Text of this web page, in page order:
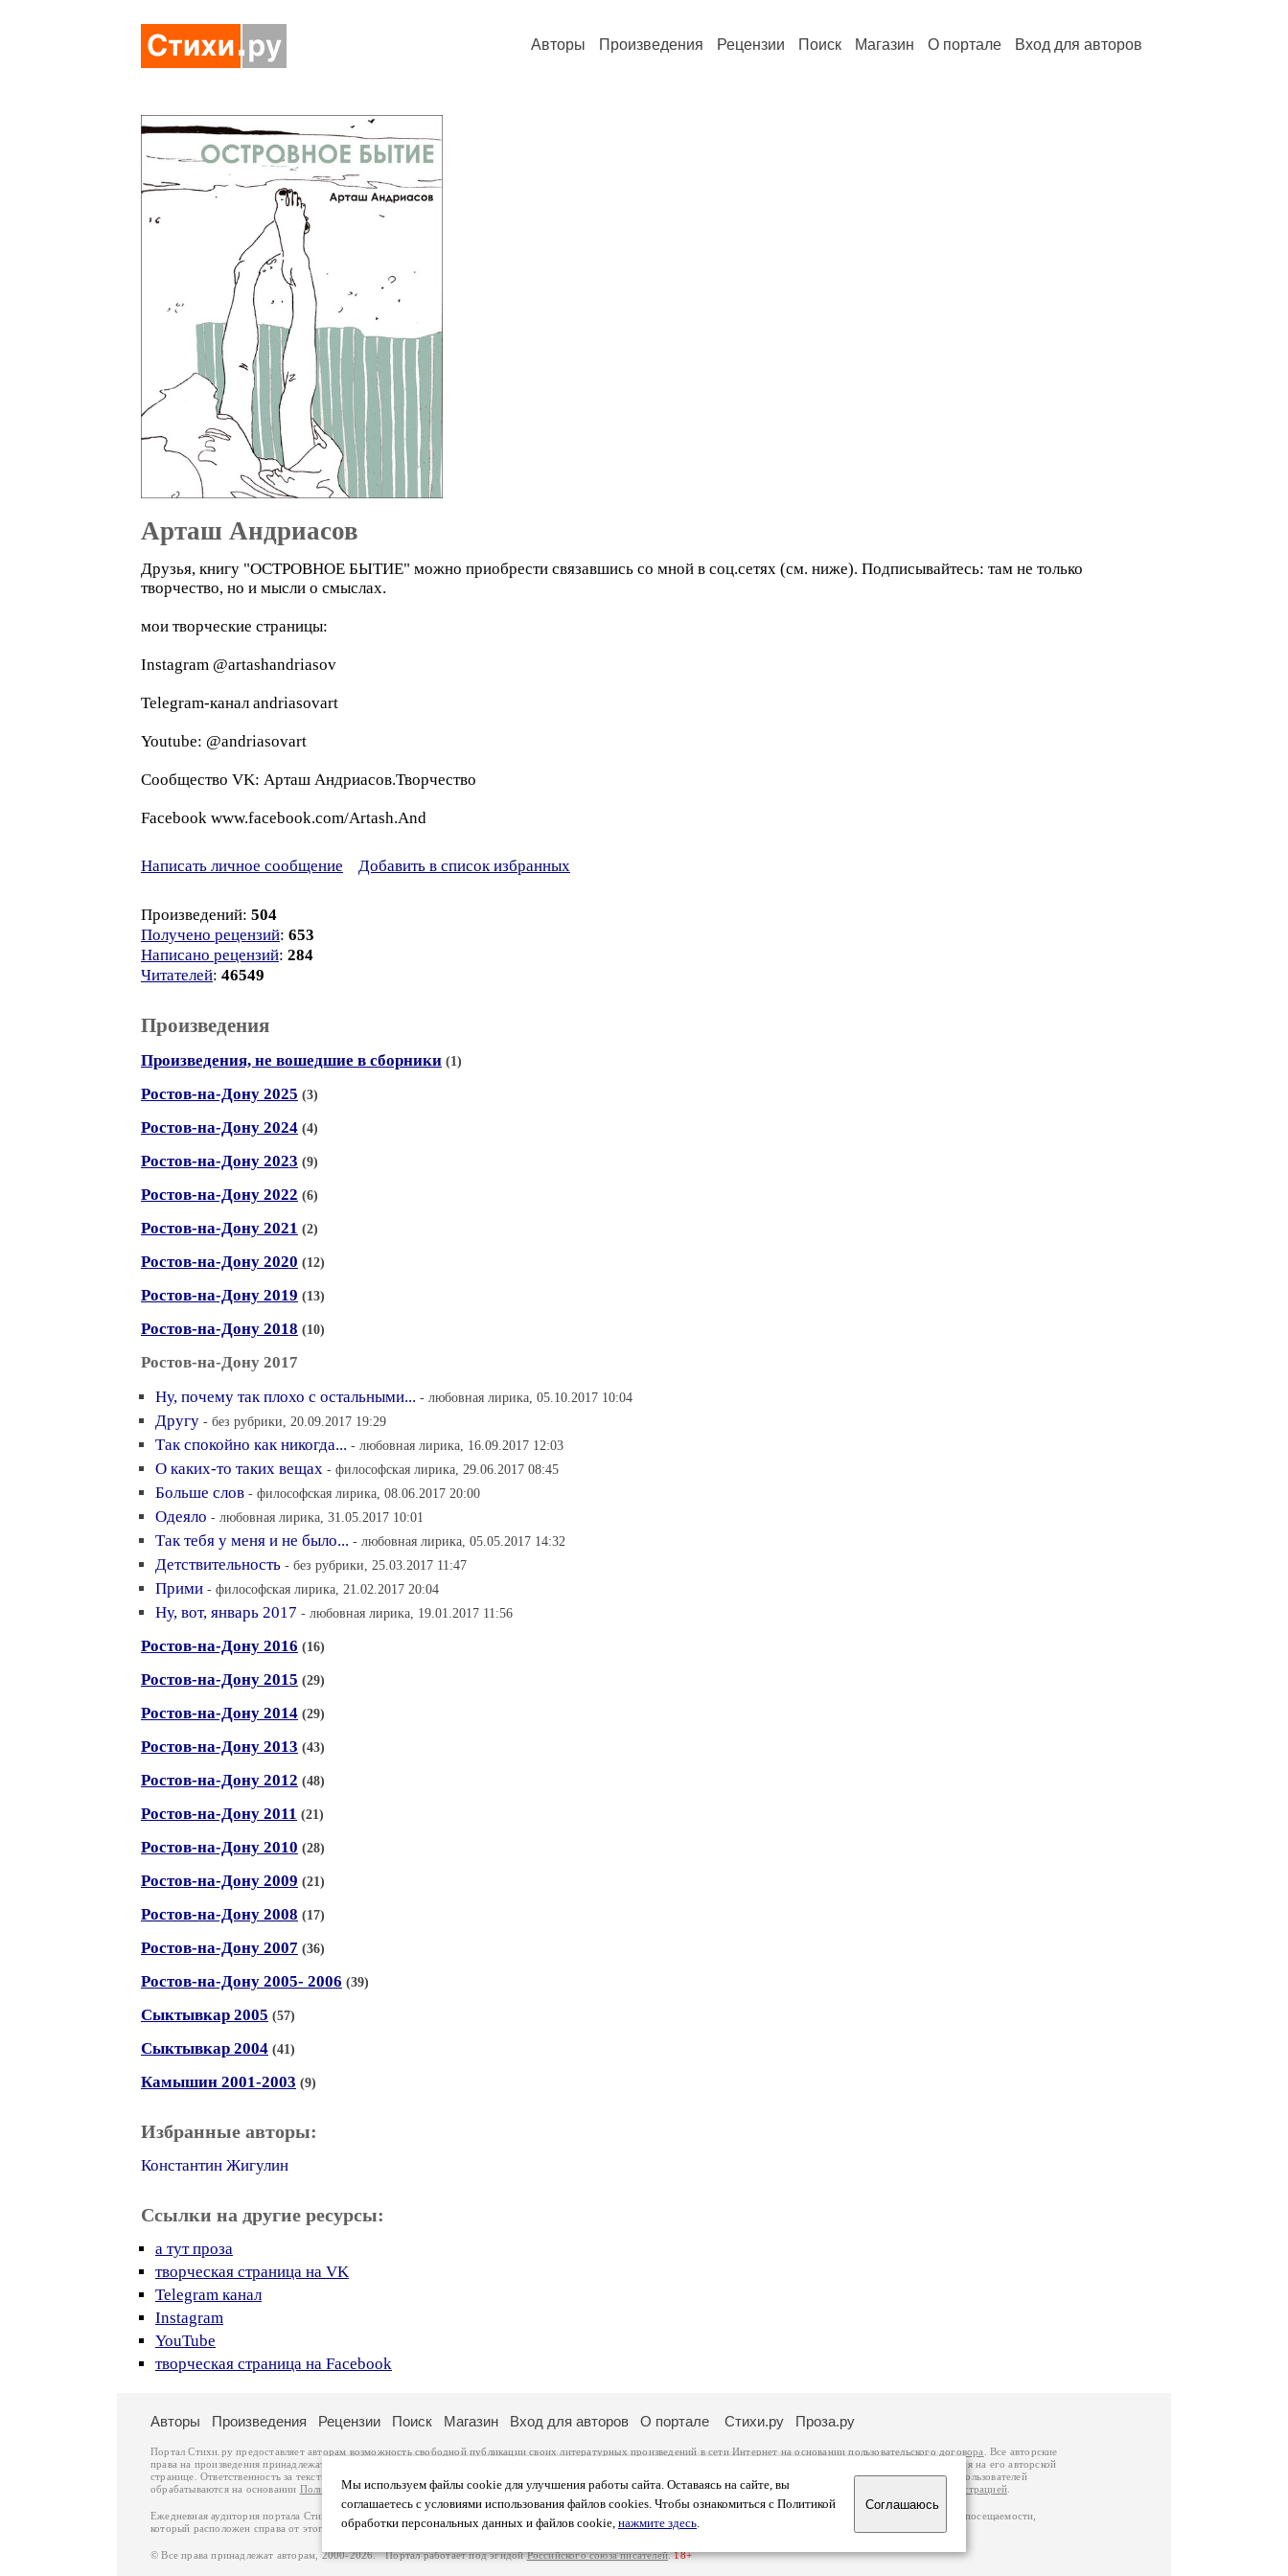
Авторы Произведения Рецензии Поиск Магазин О портале Вход для авторов
Арташ Андриасов
Друзья, книгу "ОСТРОВНОЕ БЫТИЕ" можно приобрести связавшись со мной в соц.сетях (см. ниже). Подписывайтесь: там не только
творчество, но и мысли о смыслах.
мои творческие страницы:
Instagram @artashandriasov
Telegram-канал andriasovart
Youtube: @andriasovart
Сообщество VK: Арташ Андриасов.Творчество
Facebook www.facebook.com/Artash.And
Написать личное сообщение Добавить в список избранных
Произведений: 504
Получено рецензий: 653
Написано рецензий: 284
Читателей: 46549
Произведения
Произведения, не вошедшие в сборники (1)
Ростов-на-Дону 2025 (3)
Ростов-на-Дону 2024 (4)
Ростов-на-Дону 2023 (9)
Ростов-на-Дону 2022 (6)
Ростов-на-Дону 2021 (2)
Ростов-на-Дону 2020 (12)
Ростов-на-Дону 2019 (13)
Ростов-на-Дону 2018 (10)
Ростов-на-Дону 2017
Ну, почему так плохо с остальными... - любовная лирика, 05.10.2017 10:04
Другу - без рубрики, 20.09.2017 19:29
Так спокойно как никогда... - любовная лирика, 16.09.2017 12:03
О каких-то таких вещах - философская лирика, 29.06.2017 08:45
Больше слов - философская лирика, 08.06.2017 20:00
Одеяло - любовная лирика, 31.05.2017 10:01
Так тебя у меня и не было... - любовная лирика, 05.05.2017 14:32
Детствительность - без рубрики, 25.03.2017 11:47
Прими - философская лирика, 21.02.2017 20:04
Ну, вот, январь 2017 - любовная лирика, 19.01.2017 11:56
Ростов-на-Дону 2016 (16)
Ростов-на-Дону 2015 (29)
Ростов-на-Дону 2014 (29)
Ростов-на-Дону 2013 (43)
Ростов-на-Дону 2012 (48)
Ростов-на-Дону 2011 (21)
Ростов-на-Дону 2010 (28)
Ростов-на-Дону 2009 (21)
Ростов-на-Дону 2008 (17)
Ростов-на-Дону 2007 (36)
Ростов-на-Дону 2005- 2006 (39)
Сыктывкар 2005 (57)
Сыктывкар 2004 (41)
Камышин 2001-2003 (9)
Избранные авторы:
Константин Жигулин
Ссылки на другие ресурсы:
а тут проза
творческая страница на VK
Telegram канал
Instagram
YouTube
творческая страница на Facebook
Мы используем файлы cookie для улучшения работы сайта. Оставаясь на сайте, вы
соглашаетесь с условиями использования файлов cookies. Чтобы ознакомиться с Политикой
обработки персональных данных и файлов cookie, нажмите здесь.
Соглашаюсь
Авторы Произведения Рецензии Поиск Магазин Вход для авторов О портале Стихи.ру Проза.ру
Портал Стихи.ру предоставляет авторам возможность свободной публикации своих литературных произведений в сети Интернет на основаниипользовательского договора
. Все авторские
права на произведения принадлежат авторам и охраняются
. Перепечатка произведений возможна только с согласия его автора, к которому вы можете обратиться на его авторской
странице. Ответственность за тексты произведений авторы несут самостоятельно на основании
законодательства Российской Федерации. Данные пользователей
обрабатываются на основании Политики обработки персональных данных. Вы также можете посмотреть более подробнуюинформацию о портале связаться с администрацией
Ежедневная аудитория портала Стихи.ру – порядка 200 тысяч посетителей, которые в общей сумме просматривают более двух миллионов страниц по данным счетчика посещаемости,
который расположен справа от этого текста. В каждой графе указано по две цифры: количество просмотров и количество посетителей.
© Все права принадлежат авторам, 2000-2026. Портал работает под эгидойРоссийского союза писателей.18+